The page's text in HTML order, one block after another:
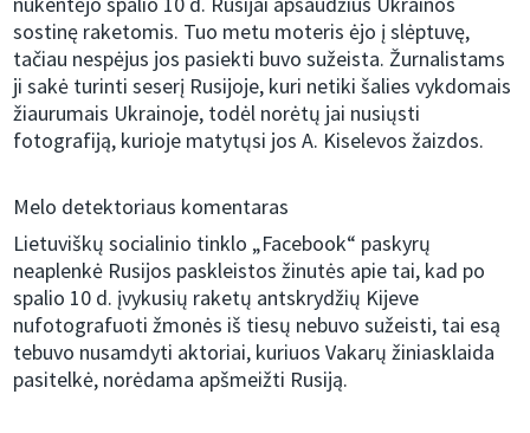
sostinę raketomis. Tuo metu moteris ėjo į slėptuvę,
tačiau nespėjus jos pasiekti buvo sužeista. Žurnalistams
ji sakė turinti seserį Rusijoje, kuri netiki šalies vykdomais
žiaurumais Ukrainoje, todėl norėtų jai nusiųsti
fotografiją, kurioje matytųsi jos A. Kiselevos žaizdos.
Melo detektoriaus komentaras
Lietuviškų socialinio tinklo „Facebook“ paskyrų
neaplenkė Rusijos paskleistos žinutės apie tai, kad po
spalio 10 d. įvykusių raketų antskrydžių Kijeve
nufotografuoti žmonės iš tiesų nebuvo sužeisti, tai esą
tebuvo nusamdyti aktoriai, kuriuos Vakarų žiniasklaida
pasitelkė, norėdama apšmeižti Rusiją.